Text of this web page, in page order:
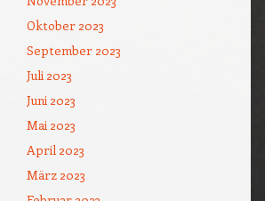
Oktober 2023
September 2023
Juli 2023
Juni 2023
Mai 2023
April 2023
März 2023